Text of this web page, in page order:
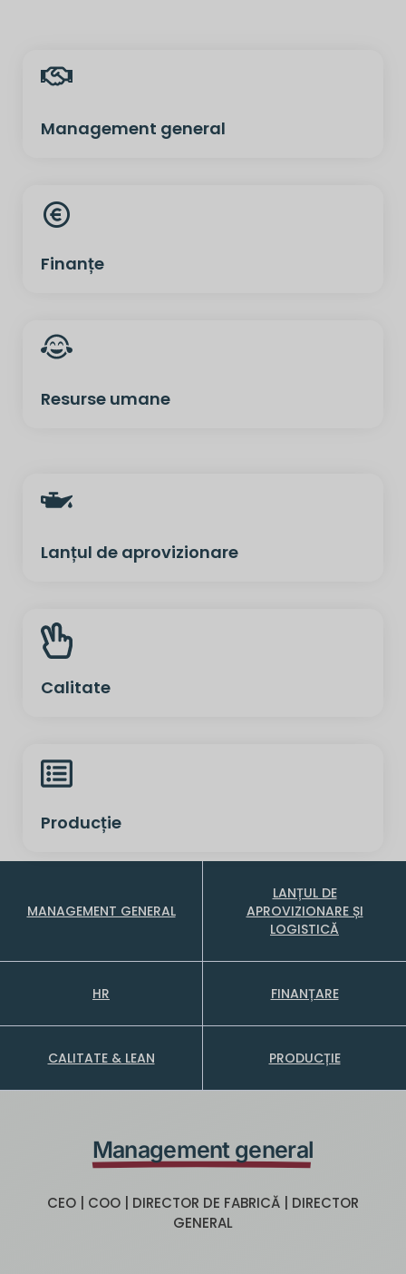
Management general
Finanțe
Resurse umane
Lanțul de aprovizionare
Calitate
Producție
MANAGEMENT GENERAL
LANȚUL DE
APROVIZIONARE ȘI
LOGISTICĂ
HR FINANȚARE
CALITATE & LEAN PRODUCȚIE
Management general
CEO | COO | DIRECTOR DE FABRICĂ | DIRECTOR
GENERAL